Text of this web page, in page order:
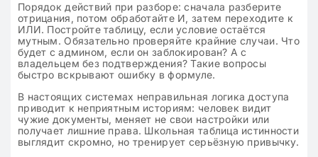
Порядок действий при разборе: сначала разберите
отрицания, потом обработайте И, затем переходите к
ИЛИ. Постройте таблицу, если условие остаётся
мутным. Обязательно проверяйте крайние случаи. Что
будет с админом, если он заблокирован? А с
владельцем без подтверждения? Такие вопросы
быстро вскрывают ошибку в формуле.
В настоящих системах неправильная логика доступа
приводит к неприятным историям: человек видит
чужие документы, меняет не свои настройки или
получает лишние права. Школьная таблица истинности
выглядит скромно, но тренирует серьёзную привычку.